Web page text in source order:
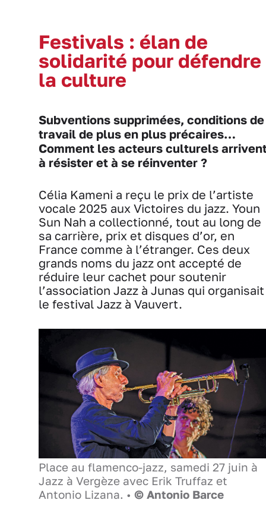
Festivals : élan de
solidarité pour défendre
la culture
Subventions supprimées, conditions de
travail de plus en plus précaires…
Comment les acteurs culturels
à résister et à se réinventer ?
Célia Kameni a reçu le prix de l’artiste
vocale 2025 aux Victoires du jazz. Youn
Sun Nah a collectionné, tout au long de
sa carrière, prix et disques d’or, en
France comme à l’étranger. Ces deux
grands noms du jazz ont accepté de
réduire leur cachet pour soutenir
l’association Jazz à Junas qui organisait
le festival Jazz à Vauvert.
Place au flamenco-jazz, samedi 27 juin à
Jazz à Vergèze avec Erik Truffaz et
Antonio Lizana. • © Antonio Barce